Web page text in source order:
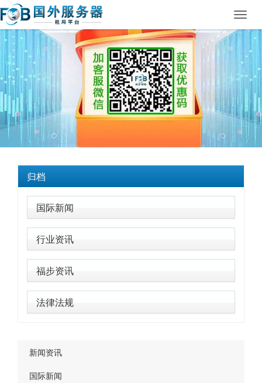
归档
国际新闻
行业资讯
福步资讯
法律法规
新闻资讯
国际新闻